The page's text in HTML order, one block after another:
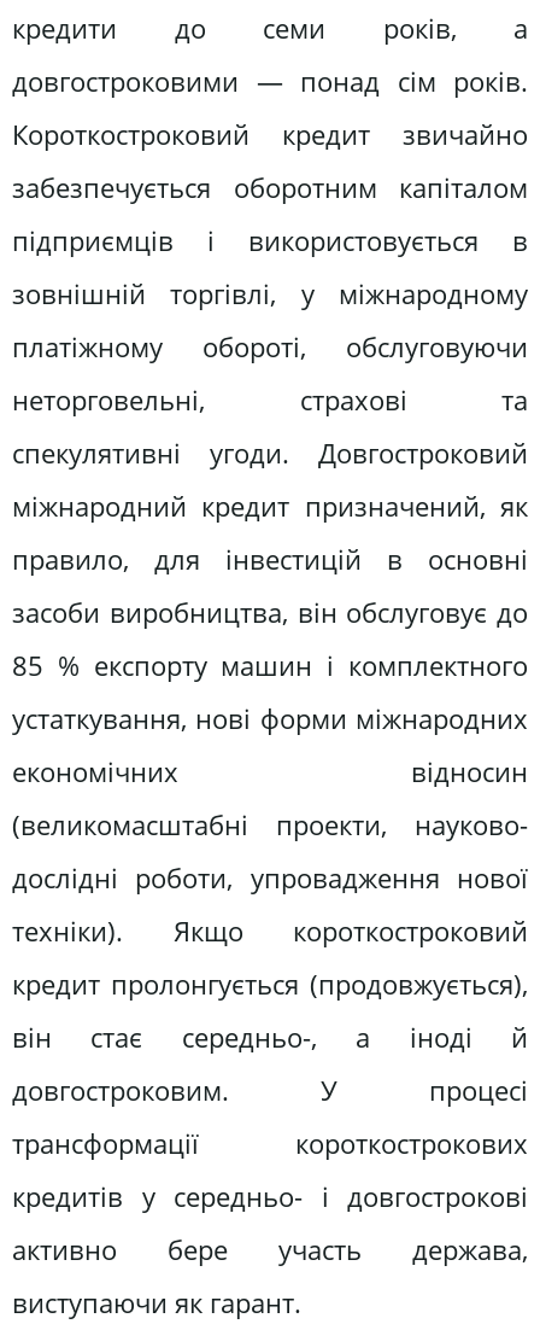
кредити до семи років, а
довгостроковими — понад сім років.
Короткостроковий кредит звичайно
забезпечується оборотним капіталом
підприємців і використовується в
зовнішній торгівлі, у міжнародному
платіжному обороті, обслуговуючи
неторговельні, страхові та
спекулятивні угоди. Довгостроковий
міжнародний кредит призначений, як
правило, для інвестицій в основні
засоби виробництва, він обслуговує до
85 % експорту машин і комплектного
устаткування, нові форми міжнародних
економічних відносин
(великомасштабні проекти, науково-
дослідні роботи, упровадження нової
техніки). Якщо короткостроковий
кредит пролонгується (продовжується),
він стає середньо-, а іноді й
довгостроковим. У процесі
трансформації короткострокових
кредитів у середньо- і довгострокові
активно бере участь держава,
виступаючи як гарант.